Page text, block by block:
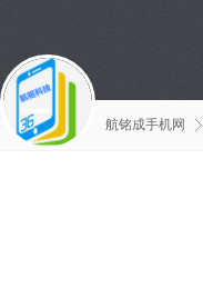
航铭成手机网